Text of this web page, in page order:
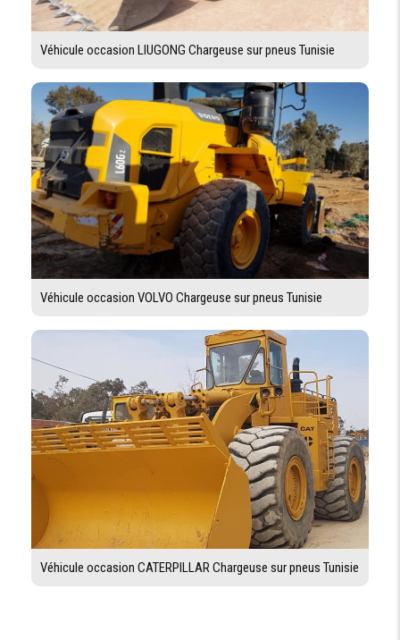
Véhicule occasion LIUGONG Chargeuse sur pneus Tunisie
Véhicule occasion VOLVO Chargeuse sur pneus Tunisie
Véhicule occasion CATERPILLAR Chargeuse sur pneus Tunisie